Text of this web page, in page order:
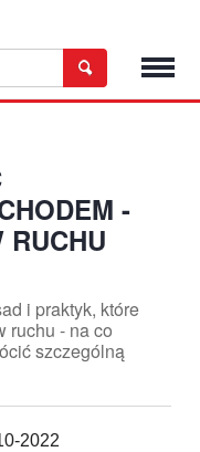
-
RUCHU
i praktyk, które
ruchu - na co
szczególną
2022